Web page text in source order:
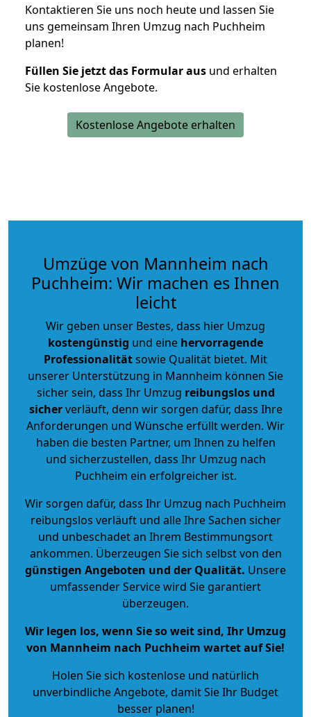
Kontaktieren Sie uns noch heute und lassen Sie
uns gemeinsam Ihren Umzug nach Puchheim
planen!
Füllen Sie jetzt das Formular aus und erhalten
Sie kostenlose Angebote.
Kostenlose Angebote erhalten
Umzüge von Mannheim nach
Puchheim: Wir machen es Ihnen
leicht
Wir geben unser Bestes, dass hier Umzug
kostengünstig und eine hervorragende
Professionalitätsowie Qualität bietet. Mit
unserer Unterstützung in Mannheim können Sie
sicher sein, dass Ihr Umzug reibungslos und
sicherverläuft, denn wir sorgen dafür, dass Ihre
Anforderungen und Wünsche erfüllt werden. Wir
haben die besten Partner, um Ihnen zu helfen
und sicherzustellen, dass Ihr Umzug nach
Puchheim ein erfolgreicher ist.
Wir sorgen dafür, dass Ihr Umzug nach Puchheim
reibungslos verläuft und alle Ihre Sachen sicher
und unbeschadet an Ihrem Bestimmungsort
ankommen. Überzeugen Sie sich selbst von den
günstigen Angeboten und der Qualität. Unsere
umfassender Service wird Sie garantiert
überzeugen.
Wir legen los, wenn Sie so weit sind, Ihr Umzug
von Mannheim nach Puchheim wartet auf Sie!
Holen Sie sich kostenlose und natürlich
unverbindliche Angebote, damit Sie Ihr Budget
besser planen!